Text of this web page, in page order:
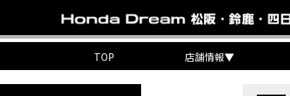
TOP 店舗情報▼